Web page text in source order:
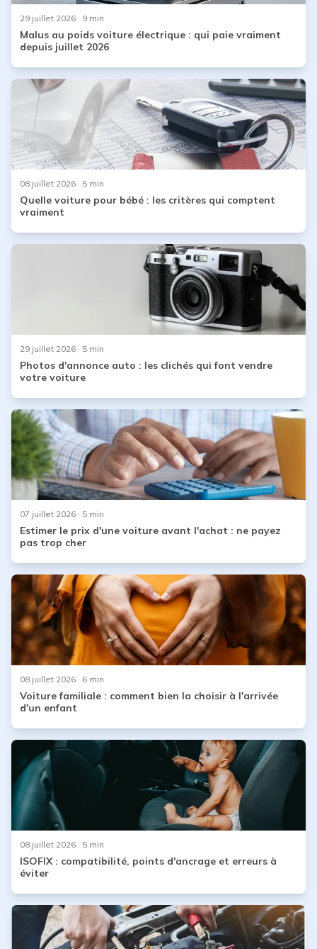
29 juillet 2026 · 9 min
Malus au poids voiture électrique : qui paie vraiment
depuis juillet 2026
08 juillet 2026 · 5 min
Quelle voiture pour bébé : les critères qui comptent
vraiment
29 juillet 2026 · 5 min
Photos d'annonce auto : les clichés qui font vendre
votre voiture
07 juillet 2026 · 5 min
Estimer le prix d'une voiture avant l'achat : ne payez
pas trop cher
08 juillet 2026 · 6 min
Voiture familiale : comment bien la choisir à l'arrivée
d'un enfant
08 juillet 2026 · 5 min
ISOFIX : compatibilité, points d'ancrage et erreurs à
éviter